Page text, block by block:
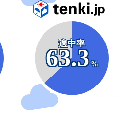
適中率
63.3
%